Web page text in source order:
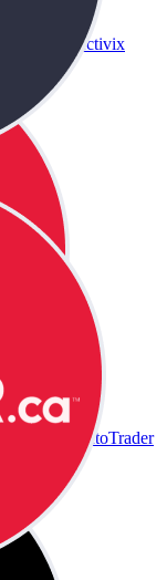
Activix
AutoTrader